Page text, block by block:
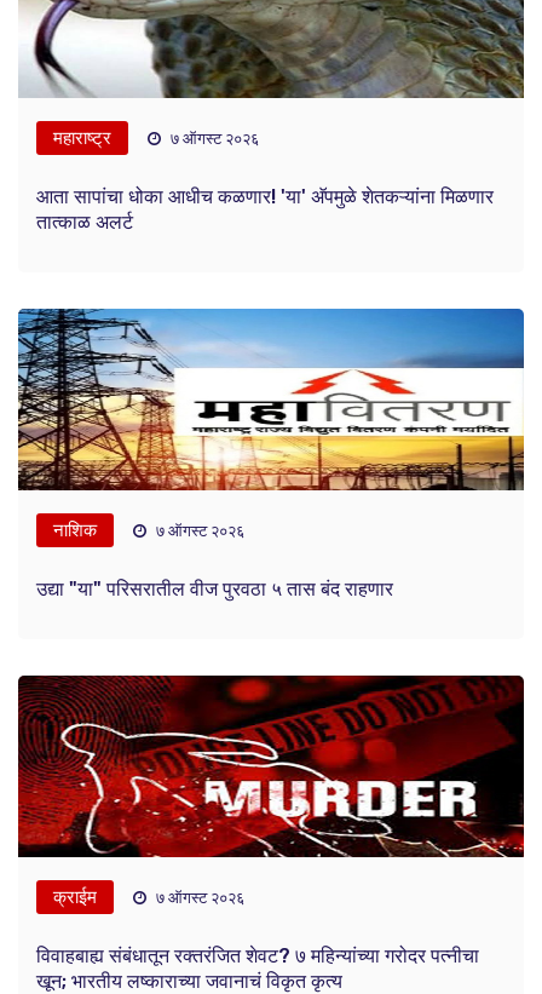
महाराष्ट्र ७ ऑगस्ट २०२६
आता सापांचा धोका आधीच कळणार! 'या' अ‍ॅपमुळे शेतकऱ्यांना मिळणार
तात्काळ अलर्ट
नाशिक ७ ऑगस्ट २०२६
उद्या "या" परिसरातील वीज पुरवठा ५ तास बंद राहणार
क्राईम ७ ऑगस्ट २०२६
विवाहबाह्य संबंधातून रक्तरंजित शेवट? ७ महिन्यांच्या गरोदर पत्नीचा
खून; भारतीय लष्काराच्या जवानाचं विकृत कृत्य